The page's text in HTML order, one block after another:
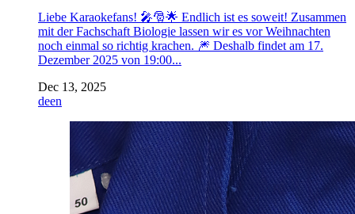
Liebe Karaokefans! 🎤🎅🌟 Endlich ist es soweit! Zusammen
mit der Fachschaft Biologie lassen wir es vor Weihnachten
noch einmal so richtig krachen. 🎆 Deshalb findet am 17.
Dezember 2025 von 19:00...
Dec 13, 2025
deen